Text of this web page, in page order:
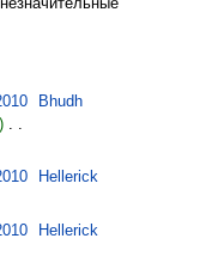
Bhudh
‎
Hellerick
Hellerick